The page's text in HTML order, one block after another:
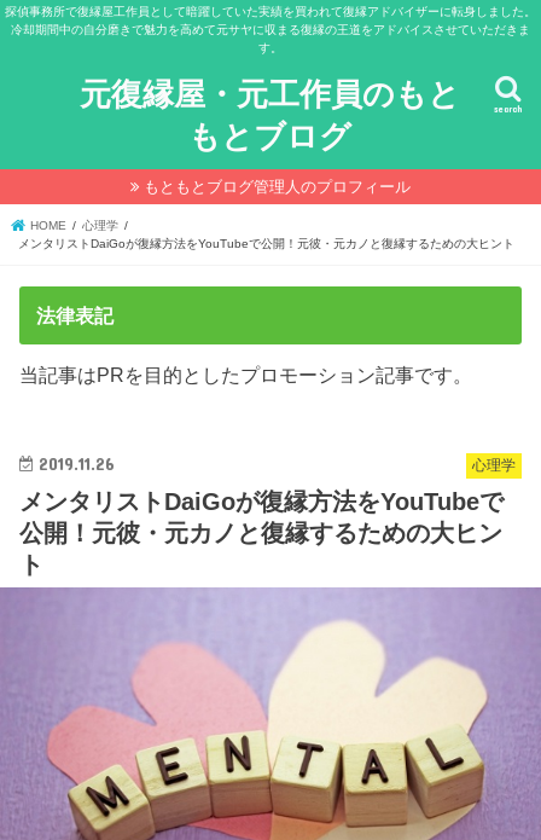
探偵事務所で復縁屋工作員として暗躍していた実績を買われて復縁アドバイザーに転身しました。
冷却期間中の自分磨きで魅力を高めて元サヤに収まる復縁の王道をアドバイスさせていただきま
す。
元復縁屋・元工作員のもと
もとブログ
search
もともとブログ管理人のプロフィール
HOME
心理学
メンタリストDaiGoが復縁方法をYouTubeで公開！元彼・元カノと復縁するための大ヒント
法律表記
当記事はPRを目的としたプロモーション記事です。
心理学
2019.11.26
メンタリストDaiGoが復縁方法をYouTubeで
公開！元彼・元カノと復縁するための大ヒン
ト